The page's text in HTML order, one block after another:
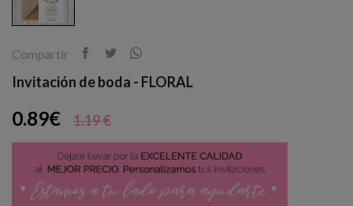
Compartir
Invitación de boda - FLORAL
0.89€ 1.19 €